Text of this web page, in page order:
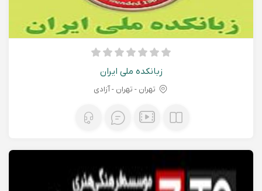
زبانکده ملی ایران
تهران - تهران - آزادی